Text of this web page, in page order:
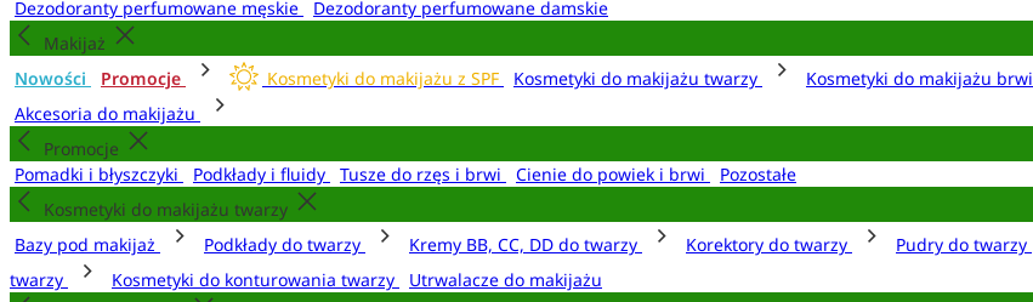
Dezodoranty perfumowane męskie
Dezodoranty perfumowane damskie
Makijaż
Nowości
Promocje Kosmetyki do makijażu z SPF Kosmetyki do makijażu twarzy Kosmetyki do makijażu brwi
Akcesoria do makijażu
Promocje
Pomadki i błyszczyki
Podkłady i fluidy Tusze do rzęs i brwi Cienie do powiek i brwi
Pozostałe
Kosmetyki do makijażu twarzy
Bazy pod makijaż
Podkłady do twarzy Kremy BB, CC, DD do twarzy Korektory do twarzy Pudry do twarzy
twarzy
Kosmetyki do konturowania twarzy
Utrwalacze do makijażu